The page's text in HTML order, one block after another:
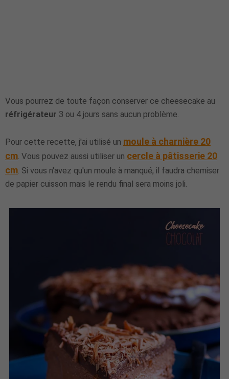
Vous pourrez de toute façon conserver ce cheesecake au
réfrigérateur 3 ou 4 jours sans aucun problème.
Pour cette recette, j'ai utilisé un moule à charnière 20
cm. Vous pouvez aussi utiliser un cercle à pâtisserie 20
cm. Si vous n'avez qu'un moule à manqué, il faudra chemiser
de papier cuisson mais le rendu final sera moins joli.